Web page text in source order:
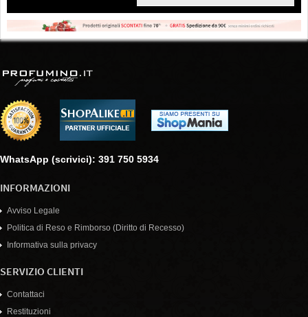
WhatsApp (scrivici): 391 750 5934
INFORMAZIONI
Avviso Legale
Politica di Reso e Rimborso (Diritto di Recesso)
Informativa sulla privacy
SERVIZIO CLIENTI
Contattaci
Restituzioni